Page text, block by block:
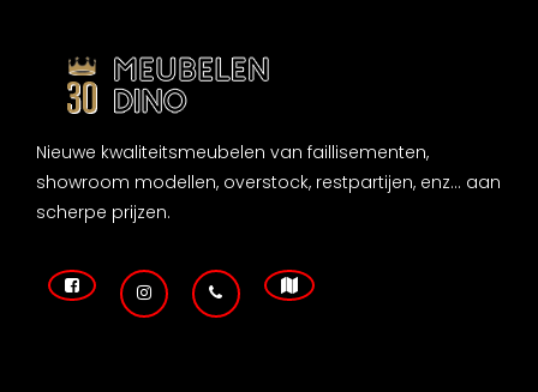
Nieuwe kwaliteitsmeubelen van faillisementen,
showroom modellen, overstock, restpartijen, enz... aan
scherpe prijzen.